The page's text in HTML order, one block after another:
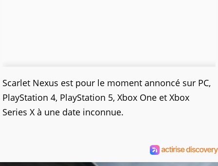
Scarlet Nexus est pour le moment annoncé sur PC,
PlayStation 4, PlayStation 5, Xbox One et Xbox
Series X à une date inconnue.